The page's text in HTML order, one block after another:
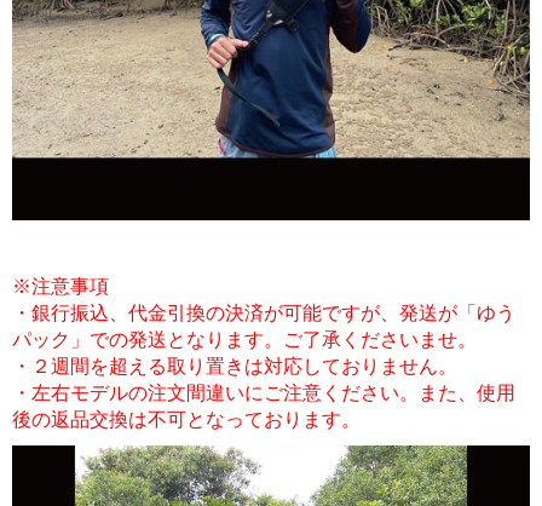
※注意事項
・銀行振込、代金引換の決済が可能ですが、発送が「ゆう
パック」での発送となります。ご了承くださいませ。
・２週間を超える取り置きは対応しておりません。
・左右モデルの注文間違いにご注意ください。また、使用
後の返品交換は不可となっております。